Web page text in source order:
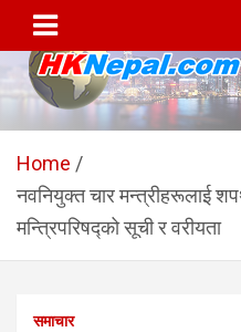
content
HKNepal.com
सञ्चालित पहिलो
पत्रिका
hknepal, hknepal.com, hk
Home
नवनियुक्त चार मन्त्रीहरूलाई
मन्त्रिपरिषद्को सूची र वरीयता
समाचार